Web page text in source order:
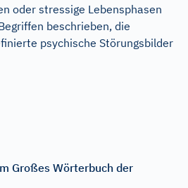
oder stressige Lebensphasen
beschrieben, die
psychische Störungsbilder
Großes Wörterbuch der